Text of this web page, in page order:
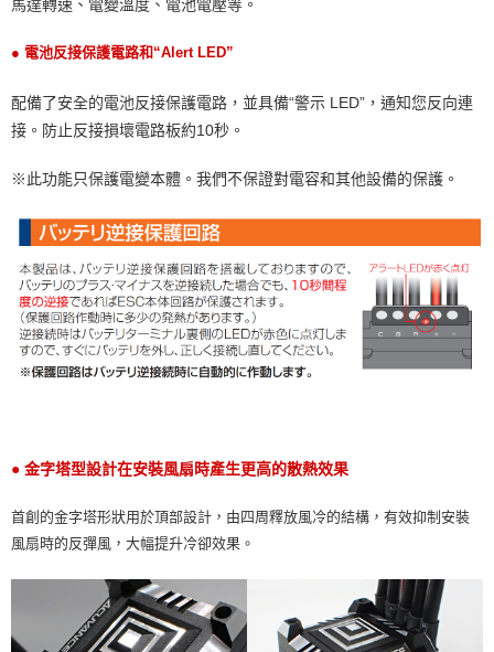
馬達轉速、電變溫度、電池電壓等。
● 電池反接保護電路和“Alert LED”
配備了安全的電池反接保護電路，並具備“警示 LED”，通知您反向連
接。防止反接損壞電路板約10秒。
※此功能只保護電變本體。我們不保證對電容和其他設備的保護。
● 金字塔型設計在安裝風扇時產生更高的散熱效果
首創的金字塔形狀用於頂部設計，由四周釋放風冷的結構，有效抑制安裝
風扇時的反彈風，大幅提升冷卻效果。